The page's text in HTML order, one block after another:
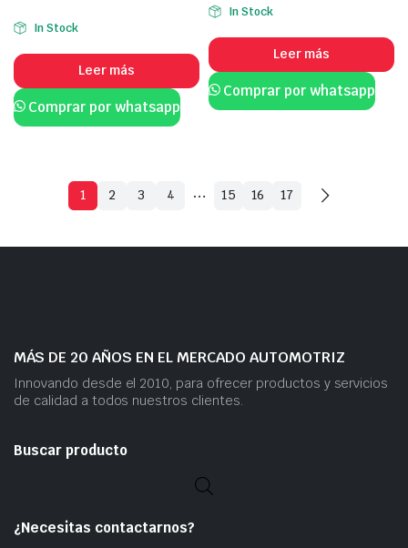
In Stock
Leer más
Comprar por whatsapp
In Stock
Leer más
Comprar por whatsapp
1 2 3 4 … 15 16 17
MÁS DE 20 AÑOS EN EL MERCADO AUTOMOTRIZ
Innovando desde el 2010, para ofrecer productos y servicios
de calidad a todos nuestros clientes.
Buscar producto
¿Necesitas contactarnos?